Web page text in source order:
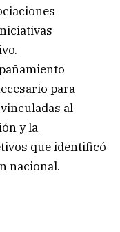
para
al
y la
que identificó
nacional.